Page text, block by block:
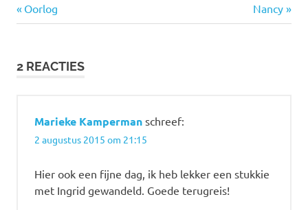
Bericht
Vorige
bericht:
Oorlog
Volgende
bericht:
Nancy
2 REACTIES
Marieke Kamperman schreef:
2 augustus 2015 om 21:15
Hier ook een fijne dag, ik heb lekker een stukkie
met Ingrid gewandeld. Goede terugreis!